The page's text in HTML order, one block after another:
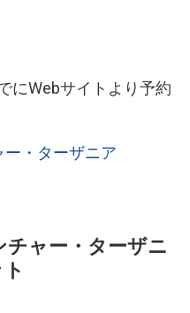
Webサイトより予約
・ターザニア
ャー・ターザニ